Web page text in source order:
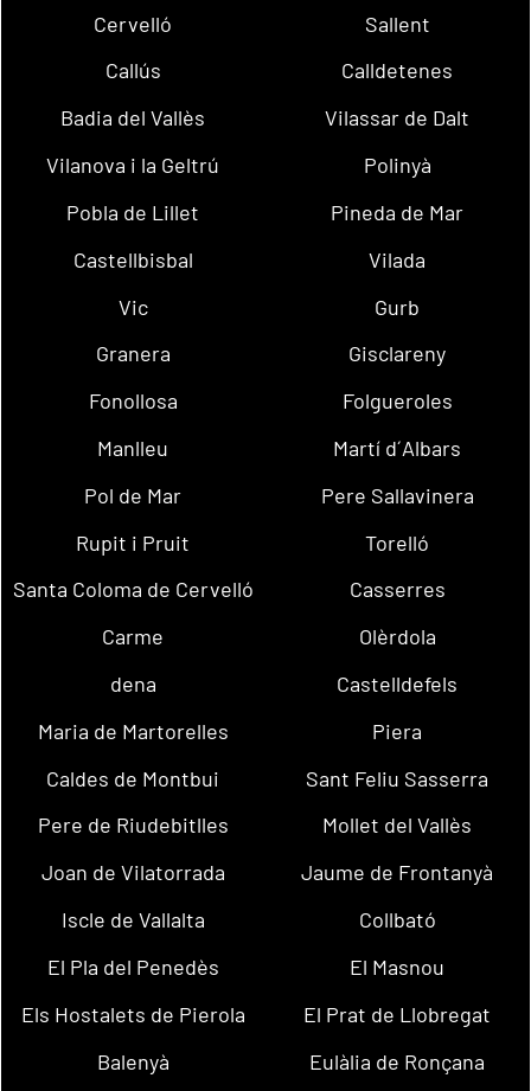
Cervelló
Sallent
Callús
Calldetenes
Badia del Vallès
Vilassar de Dalt
Vilanova i la Geltrú
Polinyà
Pobla de Lillet
Pineda de Mar
Castellbisbal
Vilada
Vic
Gurb
Granera
Gisclareny
Fonollosa
Folgueroles
Manlleu
Martí d´Albars
Pol de Mar
Pere Sallavinera
Rupit i Pruit
Torelló
Santa Coloma de Cervelló
Casserres
Carme
Olèrdola
dena
Castelldefels
Maria de Martorelles
Piera
Caldes de Montbui
Sant Feliu Sasserra
Pere de Riudebitlles
Mollet del Vallès
Joan de Vilatorrada
Jaume de Frontanyà
Iscle de Vallalta
Collbató
El Pla del Penedès
El Masnou
Els Hostalets de Pierola
El Prat de Llobregat
Balenyà
Eulàlia de Ronçana